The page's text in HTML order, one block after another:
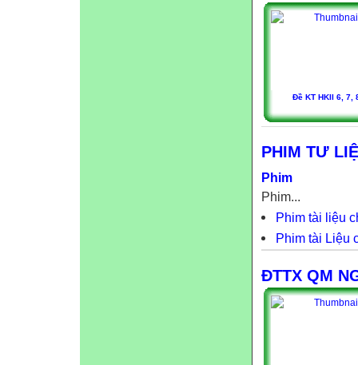
Đề KT HKII 6, 7,
PHIM TƯ
Phim
Phim...
Phim tài liệu
Phim tài Liệu
ĐTTX QM